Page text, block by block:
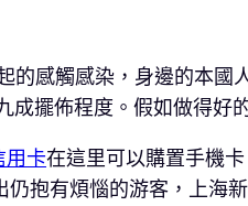
感觸感染，身邊的本國
擺佈程度。假如做得好
用卡在這里可以購置手機
抱有煩惱的游客，上海